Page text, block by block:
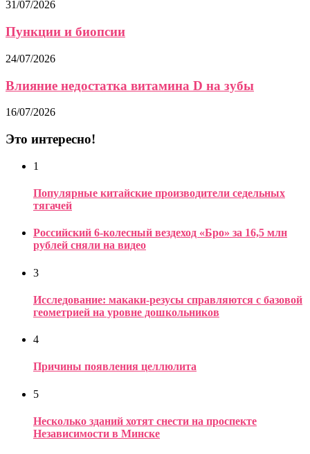
31/07/2026
Пункции и биопсии
24/07/2026
Влияние недостатка витамина D на зубы
16/07/2026
Это интересно!
1
Популярные китайские производители седельных
тягачей
Российский 6-колесный вездеход «Бро» за 16,5 млн
рублей сняли на видео
3
Исследование: макаки-резусы справляются с базовой
геометрией на уровне дошкольников
4
Причины появления целлюлита
5
Несколько зданий хотят снести на проспекте
Независимости в Минске